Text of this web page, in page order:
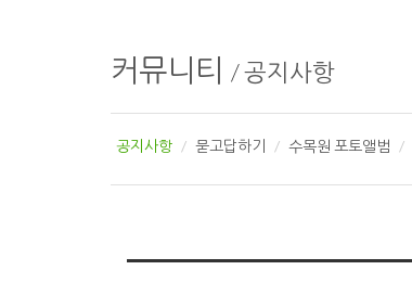
커뮤니티 /공지사항
공지사항 묻고답하기 수목원 포토앨범